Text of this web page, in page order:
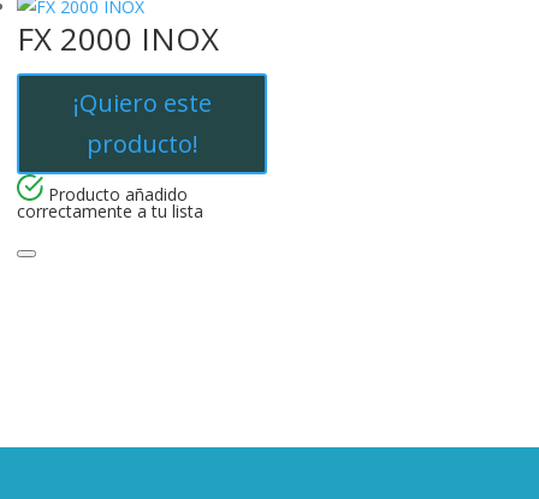
FX 2000 INOX
¡Quiero este
producto!
Producto añadido
correctamente a tu lista